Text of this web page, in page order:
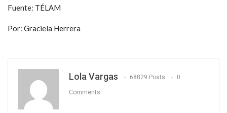
Fuente: TÉLAM
Por: Graciela Herrera
Lola Vargas 68829 Posts 0
Comments